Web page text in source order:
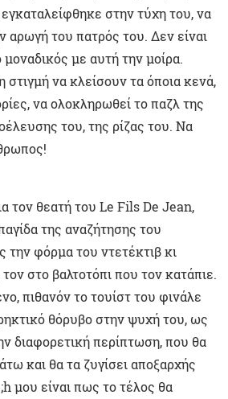
στην τύχη του, να
αρωγή του πατρός του. Δεν είναι
με αυτή την μοίρα.
να κλείσουν τα όποια κενά,
να ολοκληρωθεί το παζλ της
του, της ρίζας του. Να
τον θεατή του Le Fils De Jean,
της αναζήτησης του
φόρμα του ντετέκτιβ κι
στο βαλτοτόπι που τον κατάπιε.
πιθανόν το τουίστ του φινάλε
θόρυβο στην ψυχή του, ως
διαφορετική περίπτωση, που θα
και θα τα ζυγίσει αποξαρχής
μου είναι πως το τέλος θα